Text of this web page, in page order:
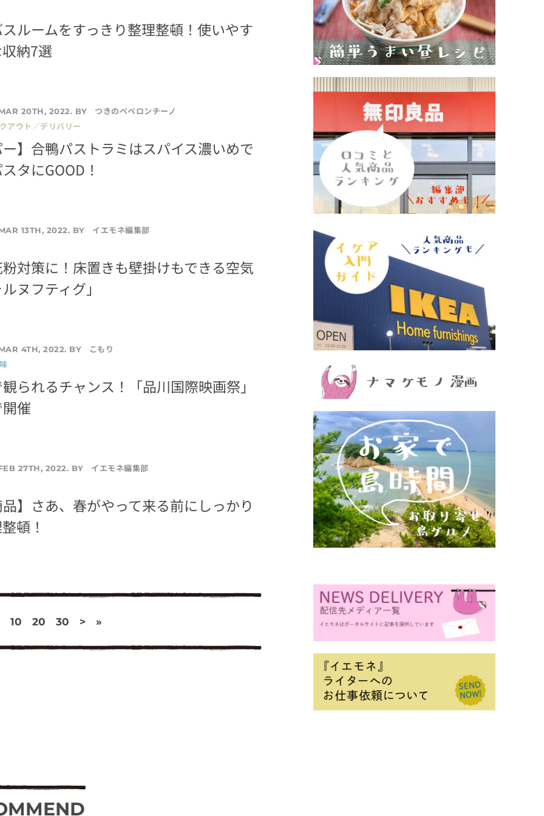
ルームをすっきり整理整頓！使いやす
納7選
20TH, 2022. BY
つきのペペロンチーノ
アウト／デリバリー
】合鴨パストラミはスパイス濃いめで
タにGOOD！
13TH, 2022. BY イエモネ編集部
対策に！床置きも壁掛けもできる空気
ヌフティグ」
4TH, 2022. BY
こもり
られるチャンス！「品川国際映画祭」
催
27TH, 2022. BY イエモネ編集部
】さあ、春がやって来る前にしっかり
頓！
10 20 30 > »